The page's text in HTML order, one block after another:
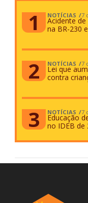
NOTÍCIAS 7
Acidente
na BR-230
NOTÍCIAS 7
Lei que
contra
NOTÍCIAS 7
Educação
no IDEB de